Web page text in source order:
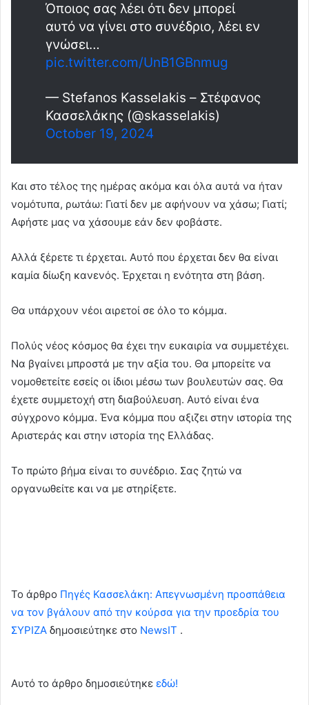
Όποιος σας λέει ότι δεν μπορεί
αυτό να γίνει στο συνέδριο, λέει εν
γνώσει…
pic.twitter.com/UnB1GBnmug
— Stefanos Kasselakis – Στέφανος
Κασσελάκης (@skasselakis)
October 19, 2024
Και στο τέλος της ημέρας ακόμα και όλα αυτά να ήταν
νομότυπα, ρωτάω: Γιατί δεν με αφήνουν να χάσω; Γιατί;
Αφήστε μας να χάσουμε εάν δεν φοβάστε.
Αλλά ξέρετε τι έρχεται. Αυτό που έρχεται δεν θα είναι
καμία δίωξη κανενός. Έρχεται η ενότητα στη βάση.
Θα υπάρχουν νέοι αιρετοί σε όλο το κόμμα.
Πολύς νέος κόσμος θα έχει την ευκαιρία να συμμετέχει.
Να βγαίνει μπροστά με την αξία του. Θα μπορείτε να
νομοθετείτε εσείς οι ίδιοι μέσω των βουλευτών σας. Θα
έχετε συμμετοχή στη διαβούλευση. Αυτό είναι ένα
σύγχρονο κόμμα. Ένα κόμμα που αξιζει στην ιστορία της
Αριστεράς και στην ιστορία της Ελλάδας.
Το πρώτο βήμα είναι το συνέδριο. Σας ζητώ να
οργανωθείτε και να με στηρίξετε.
To άρθρο Πηγές Κασσελάκη: Απεγνωσμένη προσπάθεια
να τον βγάλουν από την κούρσα για την προεδρία του
ΣΥΡΙΖΑ δημοσιεύτηκε στο NewsIT .
Αυτό το άρθρο δημοσιεύτηκε εδώ!